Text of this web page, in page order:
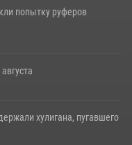
попытку руферов
хулигана, пугавшего